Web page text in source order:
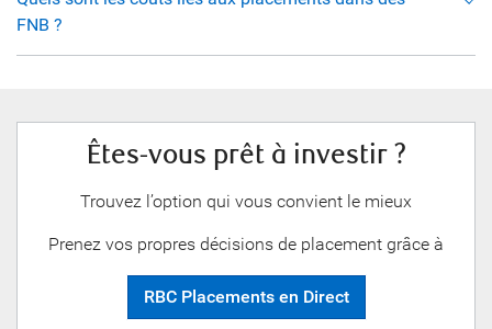
FNB ?
Êtes-vous prêt à investir ?
Trouvez l’option qui vous convient le mieux
Prenez vos propres décisions de placement grâce à
RBC Placements en Direct